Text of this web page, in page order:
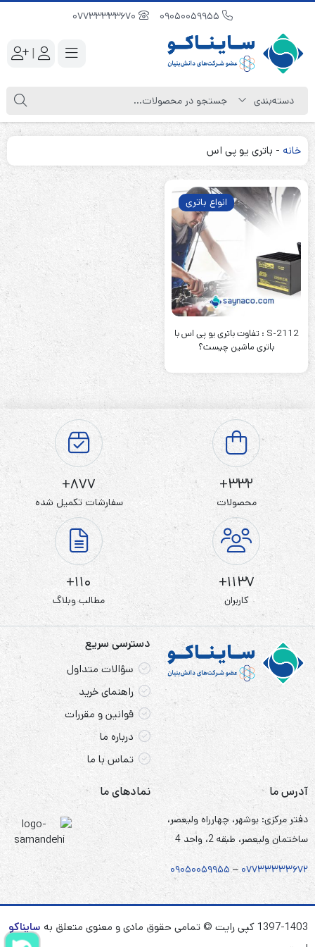
|
خانه - باتری یو پی اس
انواع باتری
S-2112 : تفاوت باتری یو پی اس با
باتری ماشین چیست؟
332+
محصولات
877+
سفارشات تکمیل شده
1137+
کاربران
110+
مطالب وبلاگ
دسترسی سریع
سؤالات متداول
راهنمای خرید
قوانین و مقررات
درباره ما
تماس با ما
آدرس ما
دفتر مرکزی: بوشهر، چهارراه ولیعصر،
ساختمان ولیعصر، طبقه 2، واحد 4
۰۷۷۳۳۳۳۳۶۷۲ – ۰۹۰۵۰۰۵۹۹۵۵
نمادهای ما
1397-1403 کپی رایت © تمامی حقوق مادی و معنوی متعلق به
سایناکو